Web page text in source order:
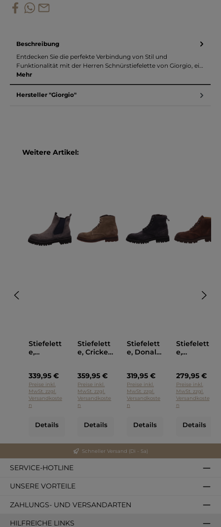
Beschreibung
Entdecken Sie die perfekte Verbindung von Stil und
Funktionalität mit der Herren Schnürstiefelette von Giorgio, ei…
Mehr
Hersteller "Giorgio"
Produktgalerie überspringen
Weitere Artikel:
Stiefelett
e,
Grau
339,95 €
Preise inkl.
MwSt. zzgl.
Versandkoste
n
Details
Stiefelett
e, Cricket,
359,95 €
Preise inkl.
MwSt. zzgl.
Versandkoste
n
Details
Stiefelett
e, Donald,
319,95 €
Preise inkl.
MwSt. zzgl.
Versandkoste
n
Details
Stiefelett
e,
gen
Braun
279,95 €
Preise inkl.
MwSt. zzgl.
Versandkoste
n
Details
Schneller Versand (Di - Sa)
SERVICE-HOTLINE
UNSERE VORTEILE
ZAHLUNGS- UND VERSANDARTEN
HILFREICHE LINKS